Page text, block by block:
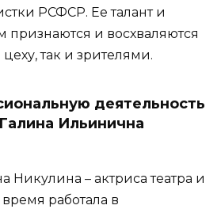
РСФСР. Ее талант и
признаются и восхваляются
так и зрителями.
деятельность
Ильинична
Никулина – актриса театра и
работала в